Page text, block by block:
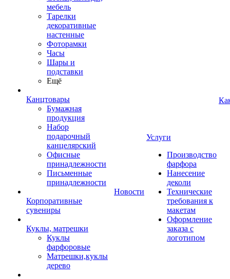
мебель
Тарелки
декоративные
настенные
Фоторамки
Часы
Шары и
подставки
Ещё
Канцтовары
Бумажная
продукция
Набор
подарочный
канцелярский
Офисные
принадлежности
Письменные
принадлежности
Корпоративные
сувениры
Куклы, матрешки
Куклы
фарфоровые
Матрешки,куклы
дерево
Новости
Услуги
Производство
фарфора
Нанесение
деколи
Технические
требования к
макетам
Оформление
заказа с
логотипом